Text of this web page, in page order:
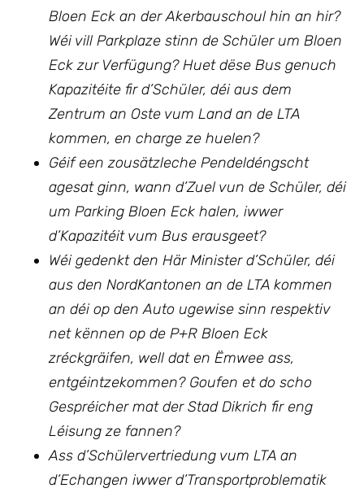
Bloen Eck an der Akerbauschoul hin an hir?
Wéi vill Parkplaze stinn de Schüler um Bloen
Eck zur Verfügung? Huet dëse Bus genuch
Kapazitéite fir d’Schüler, déi aus dem
Zentrum an Oste vum Land an de LTA
kommen, en charge ze huelen?
Géif een zousätzleche Pendeldéngscht
agesat ginn, wann d’Zuel vun de Schüler, déi
um Parking Bloen Eck halen, iwwer
d’Kapazitéit vum Bus erausgeet?
Wéi gedenkt den Här Minister d’Schüler, déi
aus den NordKantonen an de LTA kommen
an déi op den Auto ugewise sinn respektiv
net kënnen op de P+R Bloen Eck
zréckgräifen, well dat en Ëmwee ass,
entgéintzekommen? Goufen et do scho
Gespréicher mat der Stad Dikrich fir eng
Léisung ze fannen?
Ass d’Schülervertriedung vum LTA an
d’Echangen iwwer d’Transportproblematik